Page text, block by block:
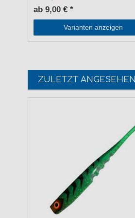
ab 9,00 € *
Varianten anzeigen
ZULETZT ANGESEHEN